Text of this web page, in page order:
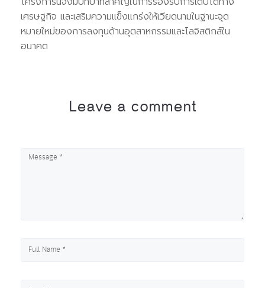
เศรษฐกิจ และเสริมความแข็งแกร่งให้เวียดนามในฐานะจุด
หมายใหม่ของการลงทุนด้านอุตสาหกรรมและโลจิสติกส์ใน
อนาคต
Leave a comment